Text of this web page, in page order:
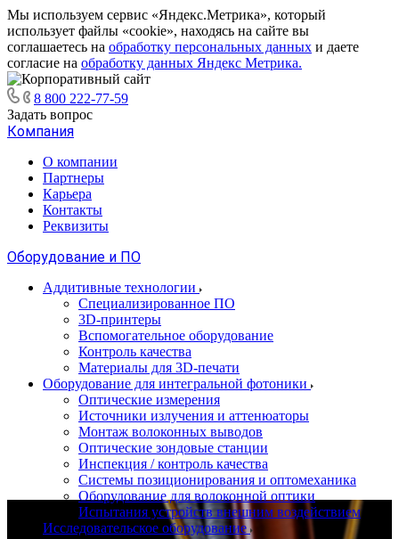
Мы используем сервис «Яндекс.Метрика», который
использует файлы «cookie», находясь на сайте вы
соглашаетесь на обработку персональных данных и даете
согласие на обработку данных Яндекс Метрика.
8 800 222-77-59
Задать вопрос
Компания
О компании
Партнеры
Карьера
Контакты
Реквизиты
Оборудование и ПО
Аддитивные технологии
Специализированное ПО
3D-принтеры
Вспомогательное оборудование
Контроль качества
Материалы для 3D-печати
Оборудование для интегральной фотоники
Оптические измерения
Источники излучения и аттенюаторы
Монтаж волоконных выводов
Оптические зондовые станции
Инспекция / контроль качества
Системы позиционирования и оптомеханика
Оборудование для волоконной оптики
Испытания устройств внешним воздействием
Исследовательское оборудование